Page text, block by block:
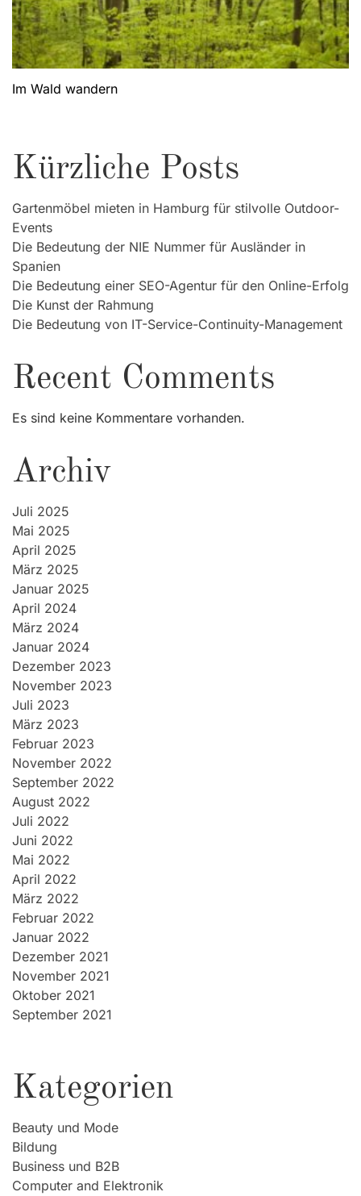
Im Wald wandern
Kürzliche Posts
Gartenmöbel mieten in Hamburg für stilvolle Outdoor-
Events
Die Bedeutung der NIE Nummer für Ausländer in
Spanien
Die Bedeutung einer SEO-Agentur für den Online-Erfolg
Die Kunst der Rahmung
Die Bedeutung von IT-Service-Continuity-Management
Recent Comments
Es sind keine Kommentare vorhanden.
Archiv
Juli 2025
Mai 2025
April 2025
März 2025
Januar 2025
April 2024
März 2024
Januar 2024
Dezember 2023
November 2023
Juli 2023
März 2023
Februar 2023
November 2022
September 2022
August 2022
Juli 2022
Juni 2022
Mai 2022
April 2022
März 2022
Februar 2022
Januar 2022
Dezember 2021
November 2021
Oktober 2021
September 2021
Kategorien
Beauty und Mode
Bildung
Business und B2B
Computer and Elektronik